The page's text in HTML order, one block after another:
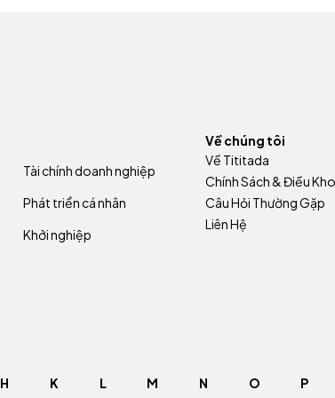
Tài chính doanh nghiệp
Phát triển cá nhân
Khởi nghiệp
Về chúng tôi
Về Tititada
Chính Sách & Điều
Câu Hỏi Thường Gặp
Liên Hệ
H K L M N O P